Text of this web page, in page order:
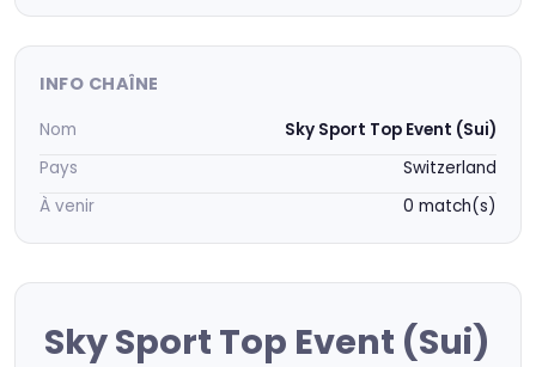
INFO CHAÎNE
Nom
Sky Sport Top Event (Sui)
Pays
Switzerland
À venir
0 match(s)
Sky Sport Top Event (Sui)